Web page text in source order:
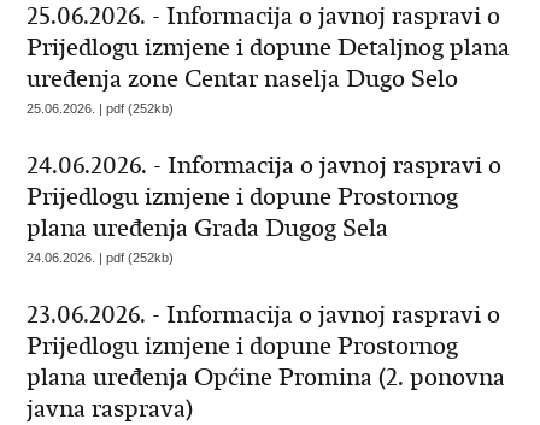
25.06.2026. - Informacija o javnoj raspravi o
Prijedlogu izmjene i dopune Detaljnog plana
uređenja zone Centar naselja Dugo Selo
25.06.2026. | pdf (252kb)
24.06.2026. - Informacija o javnoj raspravi o
Prijedlogu izmjene i dopune Prostornog
plana uređenja Grada Dugog Sela
24.06.2026. | pdf (252kb)
23.06.2026. - Informacija o javnoj raspravi o
Prijedlogu izmjene i dopune Prostornog
plana uređenja Općine Promina (2. ponovna
javna rasprava)